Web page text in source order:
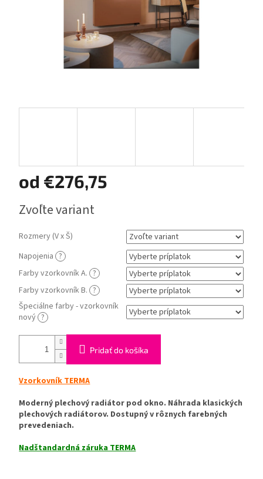
od €276,75
cena:
Zvoľte variant
Rozmery (V x Š)
Napojenia ?
Farby vzorkovník A. ?
Farby vzorkovník B. ?
Špeciálne farby - vzorkovník
nový ?
Pridať do košíka
Vzorkovník TERMA
Moderný plechový radiátor pod okno. Náhrada klasických
plechových radiátorov. Dostupný v rôznych farebných
prevedeniach.
Nadštandardná záruka TERMA